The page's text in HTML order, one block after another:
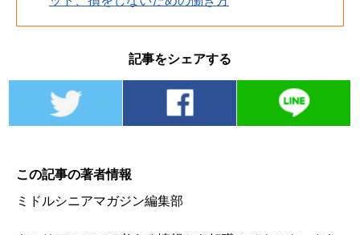
記事をシェアする
この記事の著者情報
ミドルシニアマガジン編集部